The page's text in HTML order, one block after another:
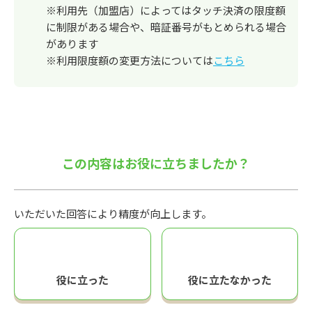
※利用先（加盟店）によってはタッチ決済の限度額
に制限がある場合や、暗証番号がもとめられる場合
があります
※利用限度額の変更方法についてはこちら
この内容はお役に立ちましたか？
いただいた回答により精度が向上します。
役に立った 役に立たなかった